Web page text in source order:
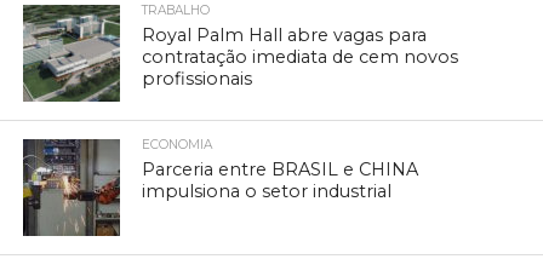
TRABALHO
Royal Palm Hall abre vagas para
contratação imediata de cem novos
profissionais
ECONOMIA
Parceria entre BRASIL e CHINA
impulsiona o setor industrial